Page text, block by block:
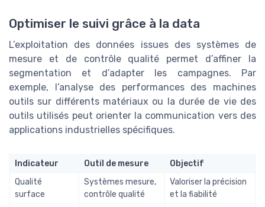
Optimiser le suivi grâce à la data
L’exploitation des données issues des systèmes de
mesure et de contrôle qualité permet d’affiner la
segmentation et d’adapter les campagnes. Par
exemple, l’analyse des performances des machines
outils sur différents matériaux ou la durée de vie des
outils utilisés peut orienter la communication vers des
applications industrielles spécifiques.
Indicateur Outil de mesure
Objectif
Qualité
surface
Systèmes mesure,
contrôle qualité
Valoriser la précision
et la fiabilité